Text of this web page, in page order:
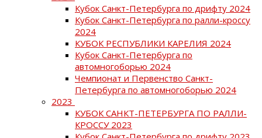
Кубок Санкт-Петербурга по дрифту 2024
Кубок Санкт-Петербурга по ралли-кроссу
2024
КУБОК РЕСПУБЛИКИ КАРЕЛИЯ 2024
Кубок Санкт-Петербурга по
автомногоборью 2024
Чемпионат и Первенство Санкт-
Петербурга по автомногоборью 2024
2023
КУБОК САНКТ-ПЕТЕРБУРГА ПО РАЛЛИ-
КРОССУ 2023